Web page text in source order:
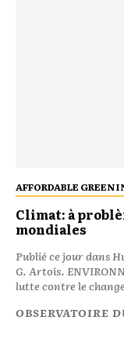
AFFORDABLE GREEN
Climat: à
mondiales
Publié ce jour dans
G. Artois. ENVIRONNEMENT - Prochain rendez-vous dans la
lutte contre le
OBSERVATOIRE